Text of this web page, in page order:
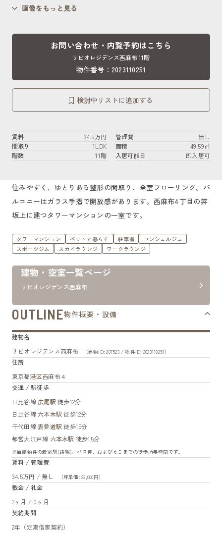
画像をもっと見る
お問い合わせ・内覧予約はこちら
リビオレジデンス西麻布 11階
物件番号：2023110251
検討中リストに追加する
賃料 34.5万円 管理費
無し
間取り
1LDK 面積
49.59㎡
階数
11階 入居可能日 即入居可
住みやすく、ゆとりある整形の間取り、全室フローリング。バ
ルコニーはガラス手摺で開放感があります。西麻布4丁目の笄
坂上に建つタワーマンションの一室です。
タワーマンション ペットと暮らす 駐車場
コンシェルジュ
スポーツジム
スカイラウンジ ワークラウンジ
建物・空室一覧ページ
リビオレジデンス西麻布
OUTLINE物件概要・設備
建物名
リビオレジデンス西麻布
（建物ID: 207523 / 物件ID: 2023110251）
住所
東京都港区西麻布４
交通 / 駅徒歩
日比谷線 広尾駅 徒歩12分
日比谷線 六本木駅 徒歩12分
千代田線表参道駅 徒歩15分
都営大江戸線 六本木駅 徒歩15分
※当該物件の最寄駅(路線)、バス停、およびそこまでの徒歩所要時間です。
賃料 / 管理費
34.5万円 / 無し
（坪単価: 23,000円）
敷金 / 礼金
2ヶ月 / 0ヶ月
契約期間
2年（定期借家契約）